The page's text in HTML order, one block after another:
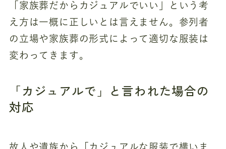
「家族葬だからカジュアルでいい」という考
え方は一概に正しいとは言えません。参列者
の立場や家族葬の形式によって適切な服装は
変わってきます。
「カジュアルで」と言われた場合の
対応
故人や遺族から「カジュアルな服装で構いま